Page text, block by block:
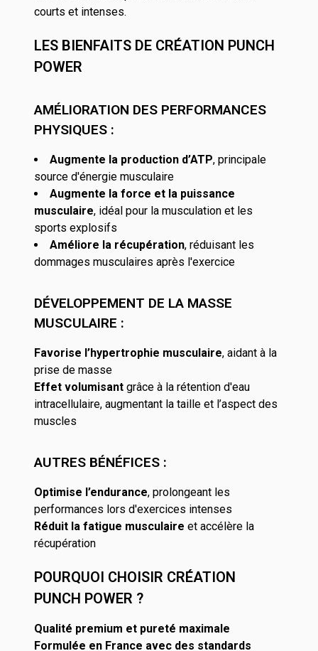
courts et intenses.
LES BIENFAITS DE CRÉATION PUNCH
POWER
AMÉLIORATION DES PERFORMANCES
PHYSIQUES :
Augmente la production d’ATP, principale
source d'énergie musculaire
Augmente la force et la puissance
musculaire, idéal pour la musculation et les
sports explosifs
Améliore la récupération, réduisant les
dommages musculaires après l'exercice
DÉVELOPPEMENT DE LA MASSE
MUSCULAIRE :
Favorise l’hypertrophie musculaire, aidant à la
prise de masse
Effet volumisant grâce à la rétention d'eau
intracellulaire, augmentant la taille et l’aspect des
muscles
AUTRES BÉNÉFICES :
Optimise l’endurance, prolongeant les
performances lors d'exercices intenses
Réduit la fatigue musculaire et accélère la
récupération
POURQUOI CHOISIR CRÉATION
PUNCH POWER ?
Qualité premium et pureté maximale
Formulée en France avec des standards